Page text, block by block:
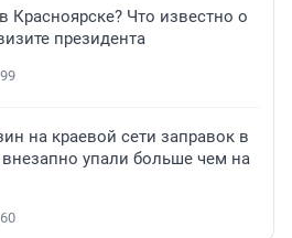
Красноярске? Что известно о
президента
99
на краевой сети заправок в
внезапно упали больше чем на
60